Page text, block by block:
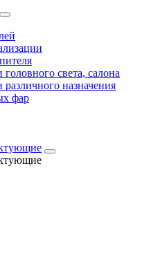
света, салона
назначения
фар